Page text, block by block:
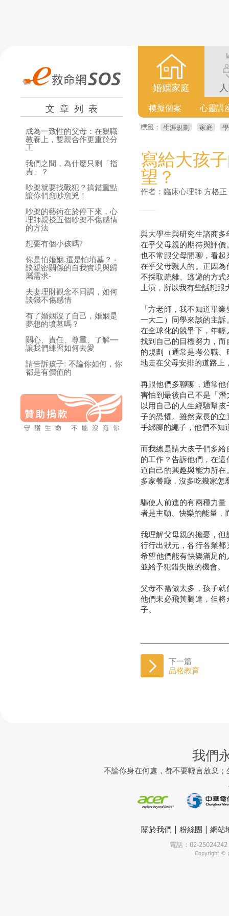
文章列表
成為一致性的父母：在親職
教養上，雙親合作更重於分
工
我們之間，為什麼只剩「指
責」？
吵架就要找戰犯？搞錯重點
讓你們愈吵愈兇！
吵架的藝術在於停下來，心
理師親授五個吵架不傷感情
的方法
想要有個小孩嗎?
你是怕婚姻.還是怕墳墓？ -
談親密關係的自我實現與歸
屬需求-
夫妻理財觀念不同調，如何
談錢不傷感情
有了婚姻沒了自己，婚姻是
夢想的墳墓嗎？
關心、責任、尊重、了解──
讓我們練習如何去愛
請告訴孩子: 不論你如何，你
都是有價值的
婚姻家庭
模擬個案 心靈講
標籤： 生涯規劃 家庭
寫給大孩
望？
作者：臨床心理師 方格正
與大學生與研究生諮商
在乎父母親的期待與評
也不常跟父母閒聊，看
在乎父母親人的。正因
不採取疏離、逃避的方
上演，所以我有些話想跟
「方老師，我不知道畢
一大二）同學來談的主
在全球化的競爭下，年
找到自己的目標努力，
的規劃（通常是考公職
地走在父母安排的道路上
再跟他們多聊聊，通常
害怕到最後自己不是「
以用自己的人生經驗幫
子的恐懼。雖然家長的
手綁腳的繩子，他們不知
而我總是請大孩子們多
的工作？告訴他們，在
道自己的興趣與能力所
多家餐廳，沒多吃幾家怎
驅使人前進的有兩種力
者是主動、快樂的能量，
我理解父母親的擔憂，
行行出狀元，各行各業
希望他們能有快樂滿足
並給予犯錯失敗的機會。
父母不需做太多，孩子
他們未必飛黃騰達，但
子。
下一篇
品格教育
我們
不論你身在何處，都不要輕言放棄
關於我們 | 粉絲團 | 網站
電話：02-
Copyright ©